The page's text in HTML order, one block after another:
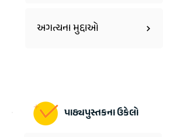
અગત્યના મુદ્દાઓ
પાઠ્યપુસ્તકના ઉકેલો